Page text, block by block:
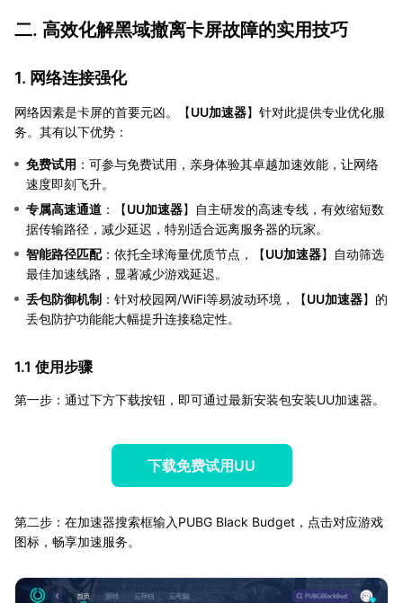
二. 高效化解黑域撤离卡屏故障的实用技巧
1. 网络连接强化
网络因素是卡屏的首要元凶。【UU加速器】针对此提供专业优化服
务。其有以下优势：
免费试用 ：可参与免费试用，亲身体验其卓越加速效能，让网络
速度即刻飞升。
专属高速通道 ：【UU加速器】自主研发的高速专线，有效缩短数
据传输路径，减少延迟，特别适合远离服务器的玩家。
智能路径匹配：依托全球海量优质节点，【UU加速器】自动筛选
最佳加速线路，显著减少游戏延迟。
丢包防御机制 ：针对校园网/WiFi等易波动环境，【UU加速器】的
丢包防护功能能大幅提升连接稳定性。
1.1 使用步骤
第一步：通过下方下载按钮，即可通过最新安装包安装UU加速器。
下载免费试用UU
第二步：在加速器搜索框输入PUBG Black Budget，点击对应游戏
图标，畅享加速服务。